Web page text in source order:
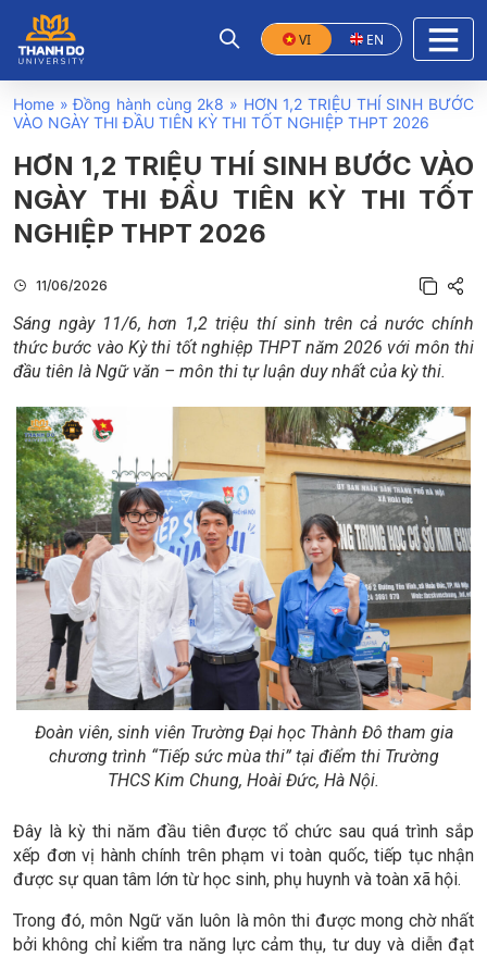
VI EN
Home »Đồng hành cùng 2k8 » HƠN 1,2 TRIỆU THÍ SINH BƯỚC
VÀO NGÀY THI ĐẦU TIÊN KỲ THI TỐT NGHIỆP THPT 2026
HƠN 1,2 TRIỆU THÍ SINH BƯỚC VÀO
NGÀY THI ĐẦU TIÊN KỲ THI TỐT
NGHIỆP THPT 2026
11/06/2026
Sáng ngày 11/6, hơn 1,2 triệu thí sinh trên cả nước chính
thức bước vào Kỳ thi tốt nghiệp THPT năm 2026 với môn thi
đầu tiên là Ngữ văn – môn thi tự luận duy nhất của kỳ thi.
Đoàn viên, sinh viên Trường Đại học Thành Đô tham gia
chương trình “Tiếp sức mùa thi” tại điểm thi Trường
THCS Kim Chung, Hoài Đức, Hà Nội.
Đây là kỳ thi năm đầu tiên được tổ chức sau quá trình sắp
xếp đơn vị hành chính trên phạm vi toàn quốc, tiếp tục nhận
được sự quan tâm lớn từ học sinh, phụ huynh và toàn xã hội.
Trong đó, môn Ngữ văn luôn là môn thi được mong chờ nhất
bởi không chỉ kiểm tra năng lực cảm thụ, tư duy và diễn đạt